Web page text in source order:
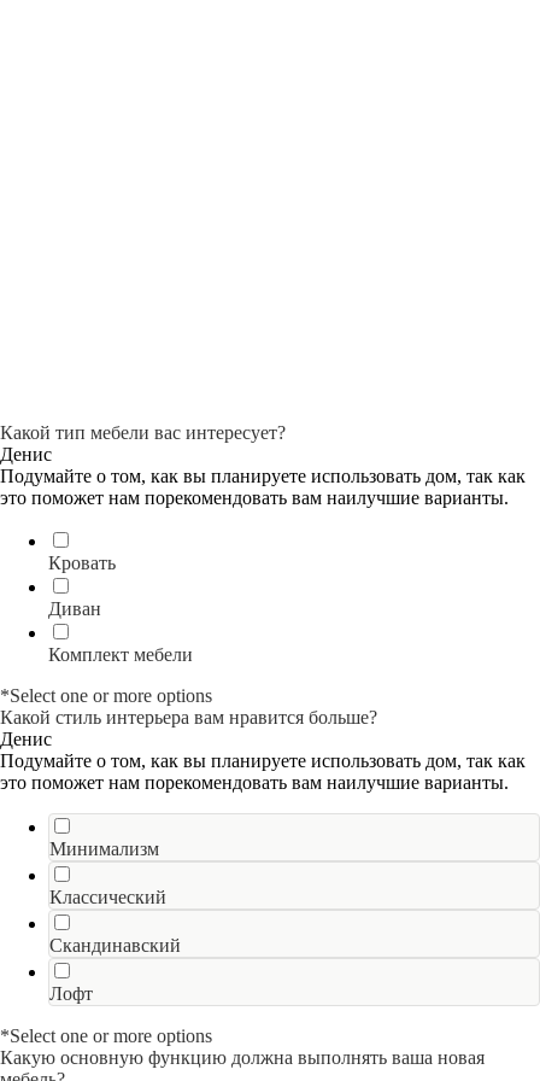
Какой тип мебели вас интересует?
Денис
Подумайте о том, как вы планируете использовать дом, так как
это поможет нам порекомендовать вам наилучшие варианты.
Кровать
Диван
Комплект мебели
*Select one or more options
Какой стиль интерьера вам нравится больше?
Денис
Подумайте о том, как вы планируете использовать дом, так как
это поможет нам порекомендовать вам наилучшие варианты.
Минимализм
Классический
Скандинавский
Лофт
*Select one or more options
Какую основную функцию должна выполнять ваша новая